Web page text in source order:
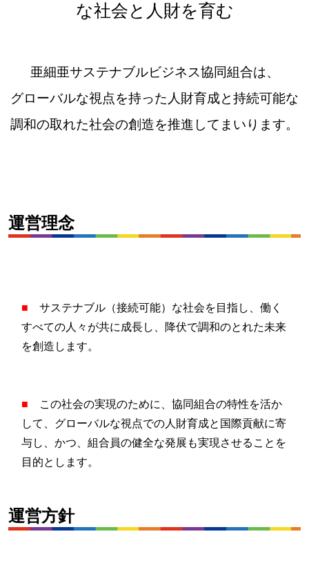
な社会と人財を育む
亜細亜サステナブルビジネス協同組合は、
グローバルな視点を持った人財育成と持続可能な
調和の取れた社会の創造を推進してまいります。
運営理念
■ サステナブル（接続可能）な社会を目指し、働く
すべての人々が共に成長し、降伏で調和のとれた未来
を創造します。
■ この社会の実現のために、協同組合の特性を活か
して、グローバルな視点での人財育成と国際貢献に寄
与し、かつ、組合員の健全な発展も実現させることを
目的とします。
運営方針